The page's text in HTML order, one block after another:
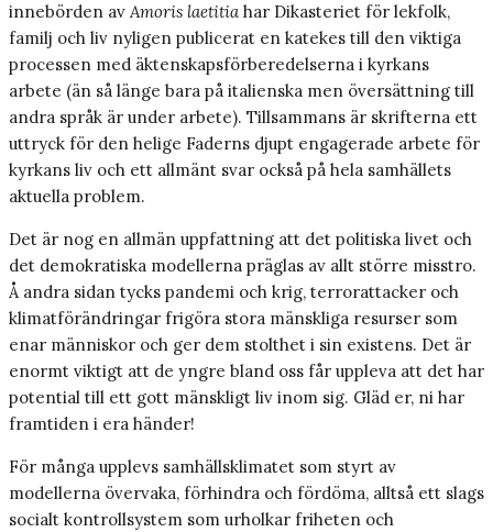
innebörden avAmoris laetitia har Dikasteriet för lekfolk,
familj och liv nyligen publicerat en katekes till den viktiga
processen med äktenskapsförberedelserna i kyrkans
arbete (än så länge bara på italienska men översättning till
andra språk är under arbete). Tillsammans är skrifterna ett
uttryck för den helige Faderns djupt engagerade arbete för
kyrkans liv och ett allmänt svar också på hela samhällets
aktuella problem.
Det är nog en allmän uppfattning att det politiska livet och
det demokratiska modellerna präglas av allt större misstro.
Å andra sidan tycks pandemi och krig, terrorattacker och
klimatförändringar frigöra stora mänskliga resurser som
enar människor och ger dem stolthet i sin existens. Det är
enormt viktigt att de yngre bland oss får uppleva att det har
potential till ett gott mänskligt liv inom sig. Gläd er, ni har
framtiden i era händer!
För många upplevs samhällsklimatet som styrt av
modellerna övervaka, förhindra och fördöma, alltså ett slags
socialt kontrollsystem som urholkar friheten och